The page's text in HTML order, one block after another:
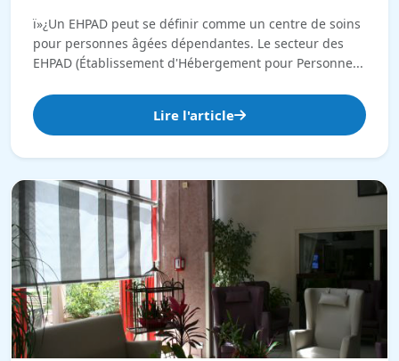
ï»¿Un EHPAD peut se définir comme un centre de soins
pour personnes âgées dépendantes. Le secteur des
EHPAD (Établissement d'Hébergement pour Personne...
Lire l'article